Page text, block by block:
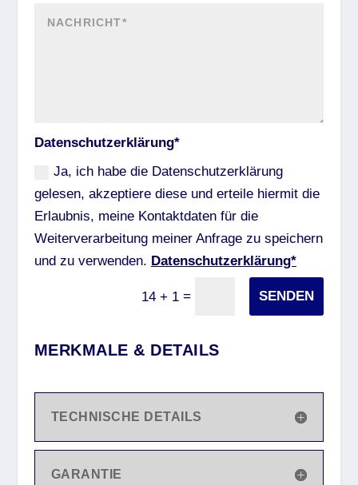
Datenschutzerklärung*
Ja, ich habe die Datenschutzerklärung
gelesen, akzeptiere diese und erteile hiermit die
Erlaubnis, meine Kontaktdaten für die
Weiterverarbeitung meiner Anfrage zu speichern
und zu verwenden. Datenschutzerklärung*
14 + 1 = SENDEN
MERKMALE & DETAILS
TECHNISCHE DETAILS
GARANTIE